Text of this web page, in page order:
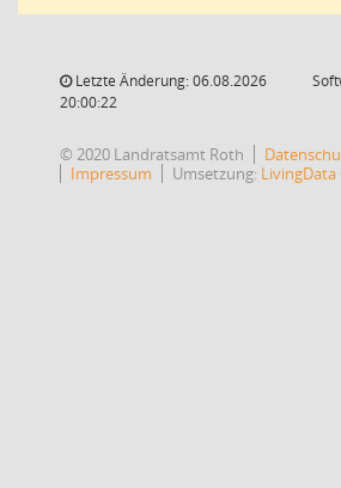
Letzte Änderung: 06.08.2026
20:00:22
© 2020 Landratsamt Roth
Impressum
Umsetzung: LivingData